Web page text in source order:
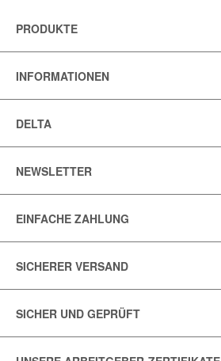
PRODUKTE
INFORMATIONEN
DELTA
NEWSLETTER
EINFACHE ZAHLUNG
SICHERER VERSAND
SICHER UND GEPRÜFT